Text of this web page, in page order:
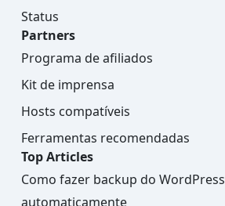
Status
Partners
Programa de afiliados
Kit de imprensa
Hosts compatíveis
Ferramentas recomendadas
Top Articles
Como fazer backup do WordPress
automaticamente